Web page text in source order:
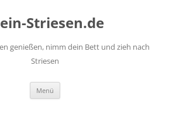
Striesen.de
genießen, nimm dein Bett und zieh nach
Striesen
Menü